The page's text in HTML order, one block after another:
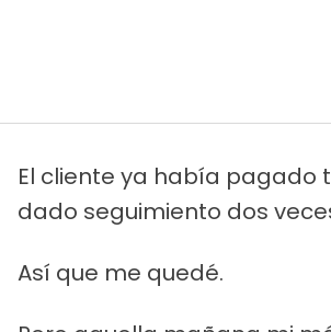
El cliente ya había pagado
dado seguimiento dos
Así que me quedé.